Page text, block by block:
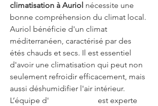
climatisation à Auriol nécessite une
bonne compréhension du climat local.
Auriol bénéficie d'un climat
méditerranéen, caractérisé par des
étés chauds et secs. Il est essentiel
d'avoir une climatisation qui peut non
seulement refroidir efficacement, mais
aussi déshumidifier l'air intérieur.
L’équipe d'
est experte